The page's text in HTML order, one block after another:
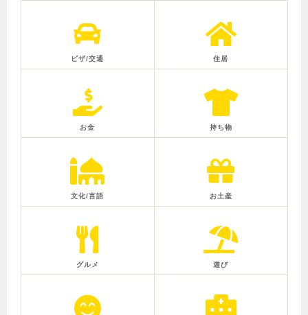
ビザ/交通 住居
お金 持ち物
文化/言語 お土産
グルメ 遊び